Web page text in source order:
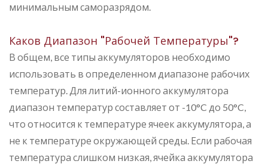
минимальным саморазрядом.
Каков Диапазон "рабочей Температуры"?
В общем, все типы аккумуляторов необходимо
использовать в определенном диапазоне рабочих
температур. Для литий-ионного аккумулятора
диапазон температур составляет от -10°C до 50°C,
что относится к температуре ячеек аккумулятора, а
не к температуре окружающей среды. Если рабочая
температура слишком низкая, ячейка аккумулятора